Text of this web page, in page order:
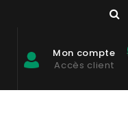
Mon compte
Accès client